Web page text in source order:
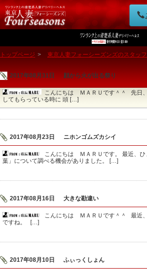
トップページ > 東京人妻フォーシーズンズのスタッ
2017年08月31日 顔から火が出る祭り
こんにちは ＭＡＲＵです＾＾ 先日
してもらっている時に 頭 […]
2017年08月23日 ニホンゴムズカシイ
こんにちは ＭＡＲＵです。 最近、ひ
葉」について調べる機会がありました。 […]
2017年08月16日 大きな勘違い
こんにちは ＭＡＲＵです＾＾ 最近
ですね。 […]
2017年08月10日 ふぃっくしょん